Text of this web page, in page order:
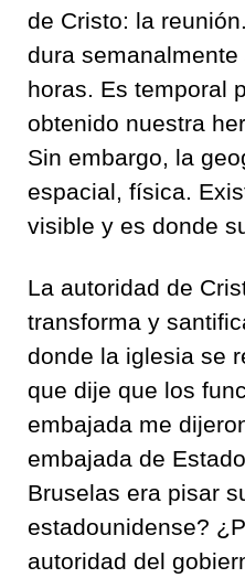
de Cristo: la
dura
horas. Es temporal
obtenido nuestra
Sin embargo, la
espacial, física.
visible y es donde
La autoridad de
transforma y
donde la iglesia se
que dije que los
embajada me
embajada de
Bruselas era pisar
estadounidense?
autoridad del